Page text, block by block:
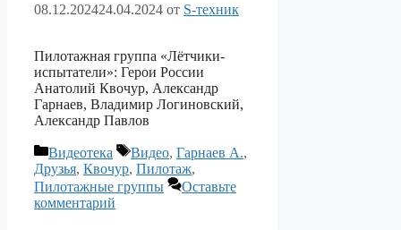
08.12.202424.04.2024 от S-техник
Пилотажная группа «Лётчики-
испытатели»: Герои России
Анатолий Квочур, Александр
Гарнаев, Владимир Логиновский,
Александр Павлов
Рубрики
Видеотека Метки
Видео, Гарнаев А.,
Друзья, Квочур, Пилотаж,
Пилотажные группы
Оставьте
комментарий